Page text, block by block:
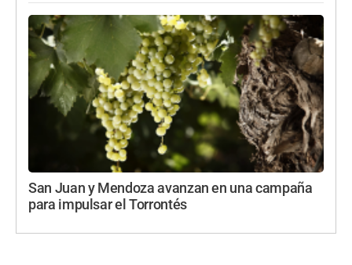
San Juan y Mendoza avanzan en una campaña
para impulsar el Torrontés